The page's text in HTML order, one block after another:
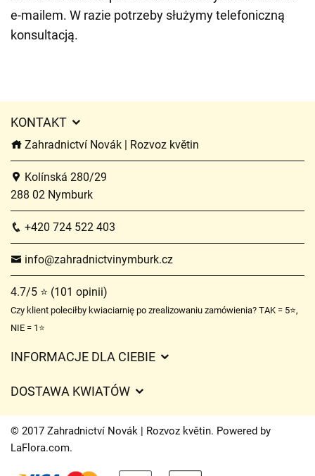
e-mailem. W razie potrzeby służymy telefoniczną
konsultacją.
KONTAKT
Zahradnictví Novák | Rozvoz květin
Kolínská 280/29
288 02 Nymburk
+420 724 522 403
info@zahradnictvinymburk.cz
4.7/5 ⭐ (101 opinii)
Czy klient poleciłby kwiaciarnię po zrealizowaniu zamówienia? TAK = 5⭐,
NIE = 1⭐
INFORMACJE DLA CIEBIE
Czasy dostawy kwiatów – przegląd możliwości
DOSTAWA KWIATÓW
Opłaty za dostawę
Gdzie dostarczamy kwiaty
© 2017 Zahradnictví Novák | Rozvoz květin. Powered by
LaFlora.com.